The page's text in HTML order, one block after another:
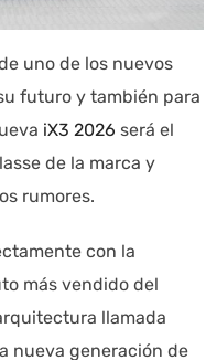
uno de los nuevos
futuro y también para
iX3 2026 será el
de la marca y
rumores.
con la
más vendido del
llamada
nueva generación de
Agente Inteligente
ofrece